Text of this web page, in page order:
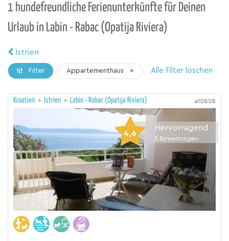
1 hundefreundliche Ferienunterkünfte für Deinen
Urlaub in Labin - Rabac (Opatija Riviera)
Istrien
Filter Appartementhaus × Alle Filter löschen
Kroatien > Istrien > Labin - Rabac (Opatija Riviera) a10828
4,6
Hervorragend
5 Bewertungen